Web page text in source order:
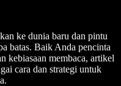
ke dunia baru dan pintu
batas. Baik Anda pencinta
kebiasaan membaca, artikel
cara dan strategi untuk